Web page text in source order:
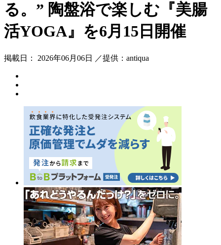
る。” 陶盤浴で楽しむ『美腸
活YOGA』を6月15日開催
掲載日： 2026年06月06日 ／提供：antiqua